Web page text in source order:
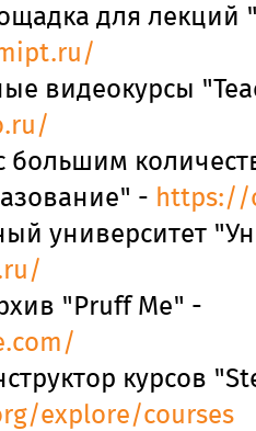
для лекций
видеокурсы
большим
- https://
университет
"Pruff Me" -
курсов
explore/courses